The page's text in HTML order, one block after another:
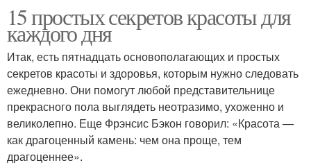
15 простых секретов красоты для
каждого дня
Итак, есть пятнадцать основополагающих и простых
секретов красоты и здоровья, которым нужно следовать
ежедневно. Они помогут любой представительнице
прекрасного пола выглядеть неотразимо, ухоженно и
великолепно. Еще Фрэнсис Бэкон говорил: «Красота —
как драгоценный камень: чем она проще, тем
драгоценнее».